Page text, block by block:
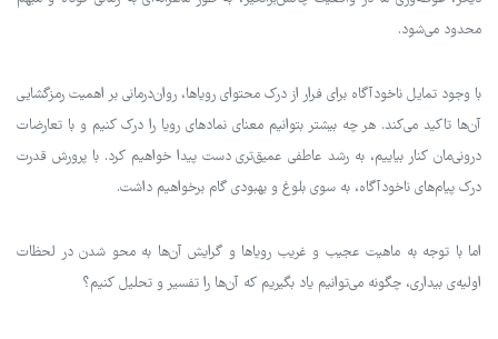
محدود می‌شود.
با وجود تمایل ناخودآگاه برای فرار از درک محتوای رویاها، روان‌درمانی بر اهمیت رمزگشایی
آن‌ها تاکید می‌کند. هر چه بیشتر بتوانیم معنای نمادهای رویا را درک کنیم و با تعارضات
درونی‌مان کنار بیاییم، به رشد عاطفی عمیق‌تری دست پیدا خواهیم کرد. با پرورش قدرت
درک پیام‌های ناخودآگاه، به سوی بلوغ و بهبودی گام برخواهیم داشت.
اما با توجه به ماهیت عجیب و غریب رویاها و گرایش آن‌ها به محو شدن در لحظات
اولیه‌ی بیداری، چگونه می‌توانیم یاد بگیریم که آن‌ها را تفسیر و تحلیل کنیم؟